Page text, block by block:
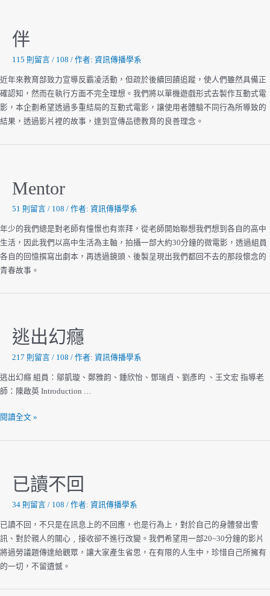
伴
115 則留言 / 108 / 作者: 資訊傳播學系
近年來教育部致力宣導反霸凌活動，但疏於後續回饋追蹤，使人們雖然具備正
確認知，然而在執行方面不完全理想。我們將以單機遊戲形式去製作互動式電
影，本企劃希望透過多重結局的互動式電影，讓使用者體驗不同行為所導致的
結果，透過影片裡的故事，達到宣傳品德教育的良善理念。
Mentor
51 則留言 / 108 / 作者: 資訊傳播學系
年少的我們總是對老師有憧憬也有崇拜，從老師開始聯想我們想到各自的高中
生活，因此我們以高中生活為主軸，拍攝一部大約30分鐘的微電影，透過組員
各自的回憶撰寫出劇本，再透過鏡頭、後製呈現出我們都回不去的那段懷念的
青春故事。
逃出幻癮
217 則留言 / 108 / 作者: 資訊傳播學系
逃出幻癮 組員：鄔凱璇、鄭雅韵、鍾欣怡、鄧瑞貞、劉彥昀 、王文宏 指導老
師：陳啟英 Introduction …
逃
閱讀全文 »
已讀不回
34 則留言 / 108 / 作者: 資訊傳播學系
已讀不回，不只是在訊息上的不回應，也是行為上，對於自己的身體發出警
訊、對於親人的關心﹐接收卻不進行改變。我們希望用一部20~30分鐘的影片
將過勞議題傳達給觀眾，讓大家產生省思，在有限的人生中，珍惜自己所擁有
的一切，不留遺憾。